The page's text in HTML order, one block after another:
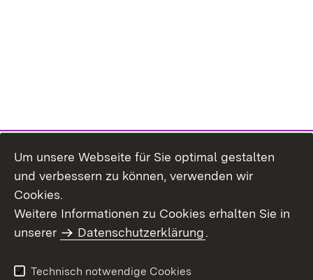
Benutzungshinweise
Erklärung zur
Um unsere Webseite für Sie optimal gestalten
und verbessern zu können, verwenden wir
Cookies.
Weitere Informationen zu Cookies erhalten Sie in
unserer
Datenschutzerklärung.
Technisch notwendige Cookies